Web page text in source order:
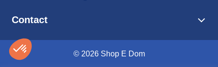
Contact
© 2026 Shop E Dom